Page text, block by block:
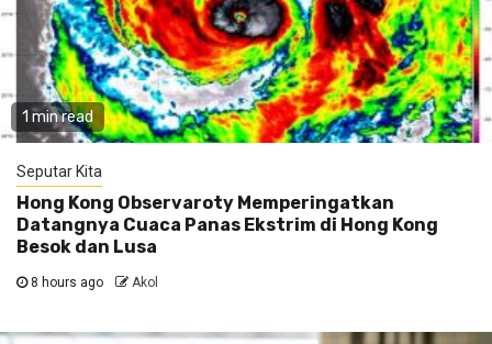
1 min read
Seputar Kita
Hong Kong Observaroty Memperingatkan
Datangnya Cuaca Panas Ekstrim di Hong Kong
Besok dan Lusa
8 hours ago Akol